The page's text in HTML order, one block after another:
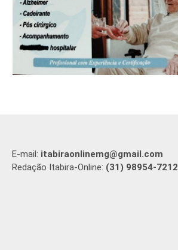
E-mail: itabiraonlinemg@gmail.com
Redação Itabira-Online: (31) 98954-7212